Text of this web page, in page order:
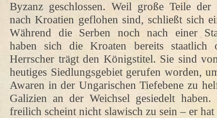
Byzanz geschlossen. Weil große Teile der
nach Kroatien geflohen sind, schließt sich
Während die Serben noch nach einer
haben sich die Kroaten bereits staatlich
Herrscher trägt den Königstitel. Sie sind
heutiges Siedlungsgebiet gerufen worden,
Awaren in der Ungarischen Tiefebene zu
Galizien an der Weichsel gesiedelt
freilich scheint nicht slawisch zu sein – er